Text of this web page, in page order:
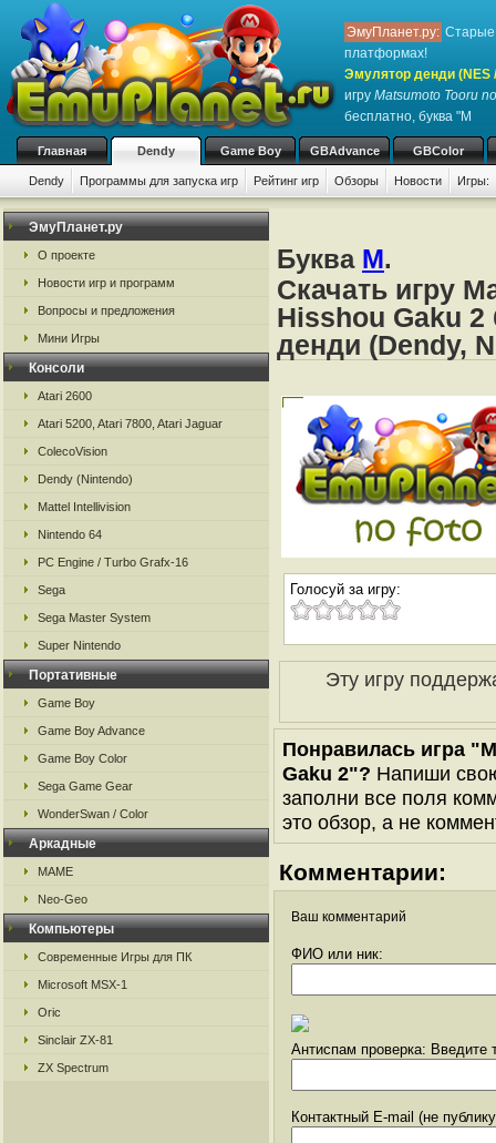
ЭмуПланет.ру: Старые
платформах!
Эмулятор денди (NES
игру Matsumoto Tooru
бесплатно, буква "M
Главная Dendy Game Boy GBAdvance GBColor
Dendy Программы для запуска игр Рейтинг игр Обзоры Новости Игры:
ЭмуПланет.ру
О проекте
Новости игр и программ
Вопросы и предложения
Мини Игры
Консоли
Atari 2600
Atari 5200, Atari 7800, Atari Jaguar
ColecoVision
Dendy (Nintendo)
Mattel Intellivision
Nintendo 64
PC Engine / Turbo Grafx-16
Sega
Sega Master System
Super Nintendo
Портативные
Game Boy
Game Boy Advance
Game Boy Color
Sega Game Gear
WonderSwan / Color
Аркадные
MAME
Neo-Geo
Компьютеры
Современные Игры для ПК
Microsoft MSX-1
Oric
Sinclair ZX-81
ZX Spectrum
Буква M.
Скачать игру
Hisshou Gaku 2
денди (Dendy,
Голосуй за игру:
Эту игру
Понравилась игра
Gaku 2"? Напиши
заполни все поля
это обзор, а не
Комментарии:
Ваш комментарий
ФИО или ник:
Антиспам проверка: Введите
Контактный E-mail (не